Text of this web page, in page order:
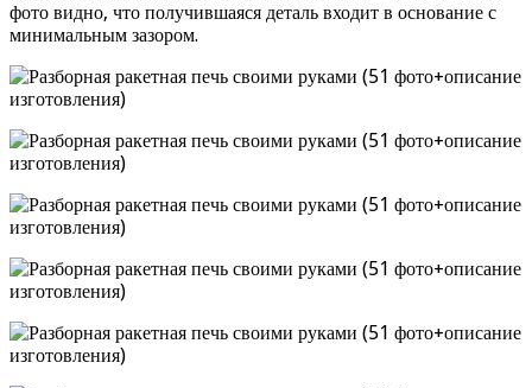
фото видно, что получившаяся деталь входит в основание с
минимальным зазором.